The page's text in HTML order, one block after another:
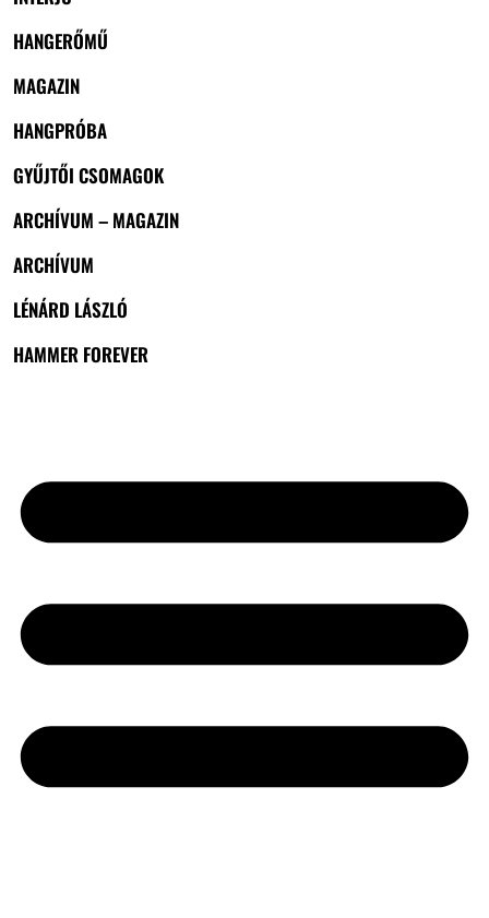
HANGERŐMŰ
MAGAZIN
HANGPRÓBA
GYŰJTŐI CSOMAGOK
ARCHÍVUM – MAGAZIN
ARCHÍVUM
LÉNÁRD LÁSZLÓ
HAMMER FOREVER